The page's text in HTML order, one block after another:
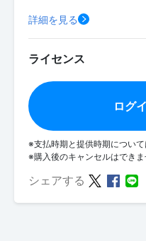
詳細を見る
ライセンス
ログ
※支払時期と提供時期について
※購入後のキャンセルはできま
シェアする